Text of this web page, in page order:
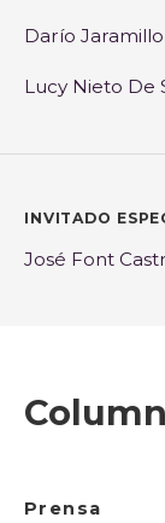
Darío Jaramillo
Lucy Nieto De
INVITADO
José Font
Prensa